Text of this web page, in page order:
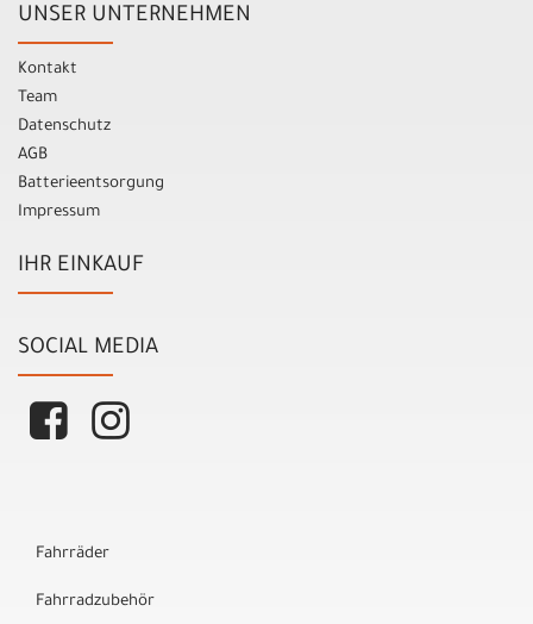
UNSER UNTERNEHMEN
Kontakt
Team
Datenschutz
AGB
Batterieentsorgung
Impressum
IHR EINKAUF
SOCIAL MEDIA
Fahrräder
Fahrradzubehör